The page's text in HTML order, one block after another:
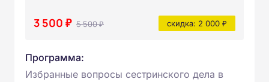
3 500 ₽ 5 500 ₽ скидка: 2 000 ₽
Программа:
Избранные вопросы сестринского дела в